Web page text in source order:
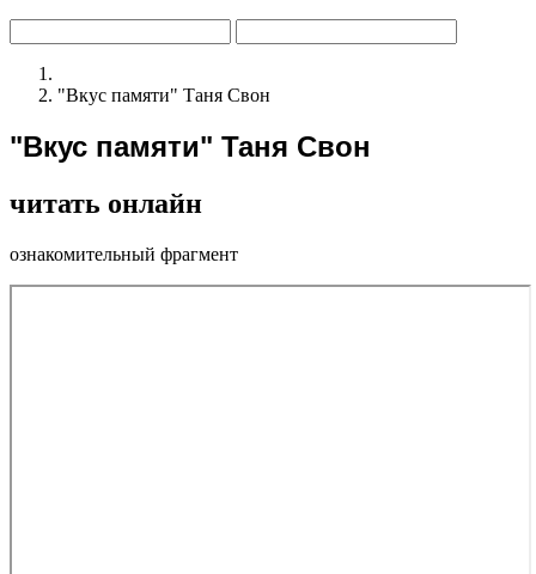
"Вкус памяти" Таня Свон
"Вкус памяти" Таня Свон
читать онлайн
ознакомительный фрагмент